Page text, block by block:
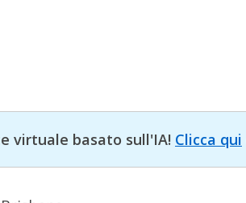
virtuale basato sull'IA! Clicca qui